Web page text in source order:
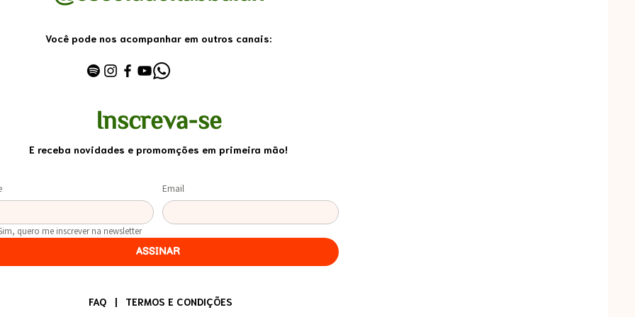
Você pode nos acompanhar em outros canais:
Inscreva-se
E receba novidades e promomções em primeira mão!
Email
quero me inscrever na newsletter
ASSINAR
FAQ| TERMOS E CONDIÇÕES